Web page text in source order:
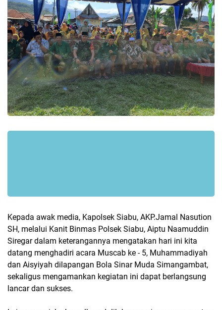
Kepada awak media, Kapolsek Siabu, AKP.Jamal Nasution
SH, melalui Kanit Binmas Polsek Siabu, Aiptu Naamuddin
Siregar dalam keterangannya mengatakan hari ini kita
datang menghadiri acara Muscab ke - 5, Muhammadiyah
dan Aisyiyah dilapangan Bola Sinar Muda Simangambat,
sekaligus mengamankan kegiatan ini dapat berlangsung
lancar dan sukses.